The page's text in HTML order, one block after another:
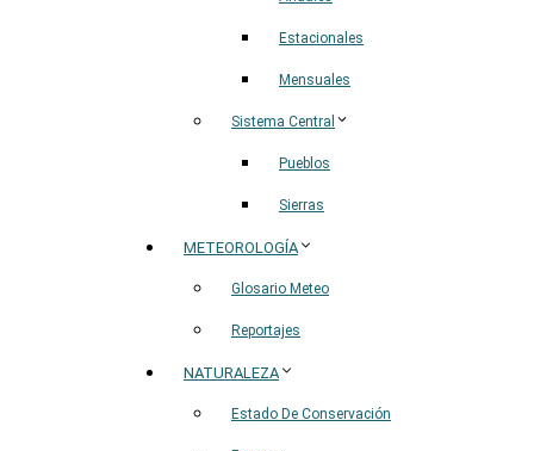
Estacionales
Mensuales
Sistema Central
Pueblos
Sierras
METEOROLOGÍA
Glosario Meteo
Reportajes
NATURALEZA
Estado De Conservación